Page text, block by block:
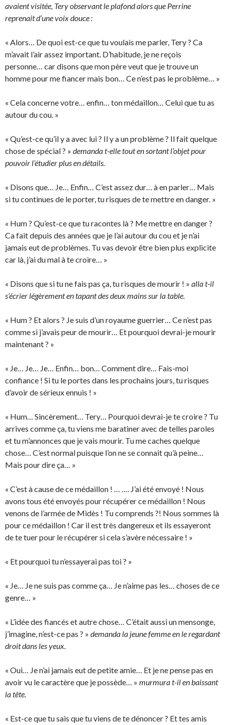
avaient visitée, Tery observant le plafond alors que Perrine
reprenait d’une voix douce :
« Alors… De quoi est-ce que tu voulais me parler, Tery ? Ca
m’avait l’air assez important. D’habitude, je ne reçois
personne… car disons que mon père veut que je trouve un
homme pour me fiancer mais bon… Ce n’est pas le problème… »
« Cela concerne votre… enfin… ton médaillon… Celui que tu as
autour du cou. »
« Qu’est-ce qu’il y a avec lui ? Il y a un problème ? Il fait quelque
chose de spécial ? » demanda t-elle tout en sortant l’objet pour
pouvoir l’étudier plus en détails.
« Disons que… Je… Enfin… C’est assez dur… à en parler… Mais
si tu continues de le porter, tu risques de te mettre en danger. »
« Hum ? Qu’est-ce que tu racontes là ? Me mettre en danger ?
Ca fait depuis des années que je l’ai autour du cou et je n’ai
jamais eut de problèmes. Tu vas devoir être bien plus explicite
car là, j’ai du mal à te croire… »
« Disons que si tu ne fais pas ça, tu risques de mourir ! » alla t-il
s’écrier légèrement en tapant des deux mains sur la table.
« Hum ? Et alors ? Je suis d’un royaume guerrier… Ce n’est pas
comme si j’avais peur de mourir… Et pourquoi devrai-je mourir
maintenant ? »
« Je… Je… Je… Enfin… bon… Comment dire… Fais-moi
confiance ! Si tu le portes dans les prochains jours, tu risques
d’avoir de sérieux ennuis ! »
« Hum… Sincèrement… Tery… Pourquoi devrai-je te croire ? Tu
arrives comme ça, tu viens me baratiner avec de telles paroles
et tu m’annonces que je vais mourir. Tu me caches quelque
chose… C’est normal puisque l’on ne se connait qu’à peine…
Mais pour dire ça… »
« C’est à cause de ce médaillon ! … …. J’ai été envoyé ! Nous
avons tous été envoyés pour récupérer ce médaillon ! Nous
venons de l’armée de Midès ! Tu comprends ?! Nous sommes là
pour ce médaillon ! Car il est très dangereux et ils essayeront
de te tuer pour le récupérer si cela s’avère nécessaire ! »
« Et pourquoi tu n’essayerai pas toi ? »
« Je… Je ne suis pas comme ça… Je n’aime pas les… choses de ce
genre… »
« L’idée des fiancés et autre chose… C’était aussi un mensonge,
j’imagine, n’est-ce pas ? » demanda la jeune femme en le regardant
droit dans les yeux.
« Oui… Je n’ai jamais eut de petite amie… Et je ne pense pas en
avoir vu le caractère que je possède… » murmura t-il en baissant
la tête.
« Est-ce que tu sais que tu viens de te dénoncer ? Et tes amis